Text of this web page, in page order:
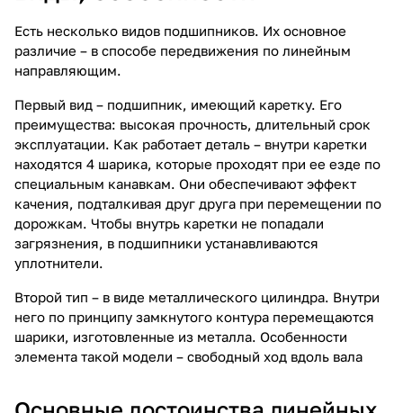
Есть несколько видов подшипников. Их основное
различие – в способе передвижения по линейным
направляющим.
Первый вид – подшипник, имеющий каретку. Его
преимущества: высокая прочность, длительный срок
эксплуатации. Как работает деталь – внутри каретки
находятся 4 шарика, которые проходят при ее езде по
специальным канавкам. Они обеспечивают эффект
качения, подталкивая друг друга при перемещении по
дорожкам. Чтобы внутрь каретки не попадали
загрязнения, в подшипники устанавливаются
уплотнители.
Второй тип – в виде металлического цилиндра. Внутри
него по принципу замкнутого контура перемещаются
шарики, изготовленные из металла. Особенности
элемента такой модели – свободный ход вдоль вала